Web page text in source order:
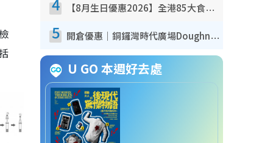
【8月生日優惠2026】全港85大食買玩著數攻略 自助餐/火鍋放題同行免費＋誠品/DONKI送現金券
5 開倉優惠｜銅鑼灣時代廣場Doughnut/Campo Marzio開倉低至1折！背囊、書包、手袋劈價$200起
U GO 本週好去處